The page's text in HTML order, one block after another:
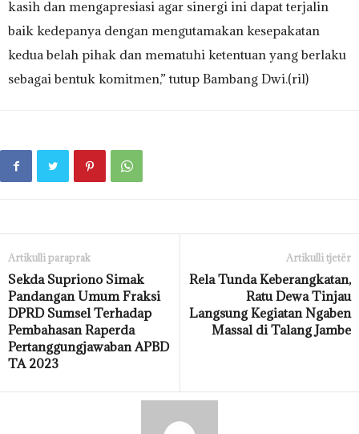
kasih dan mengapresiasi agar sinergi ini dapat terjalin
baik kedepanya dengan mengutamakan kesepakatan
kedua belah pihak dan mematuhi ketentuan yang berlaku
sebagai bentuk komitmen,” tutup Bambang Dwi.(ril)
Artikulli paraprak
Sekda Supriono Simak
Pandangan Umum Fraksi
DPRD Sumsel Terhadap
Pembahasan Raperda
Pertanggungjawaban APBD
TA 2023
Artikulli tjetër
Rela Tunda Keberangkatan,
Ratu Dewa Tinjau
Langsung Kegiatan Ngaben
Massal di Talang Jambe